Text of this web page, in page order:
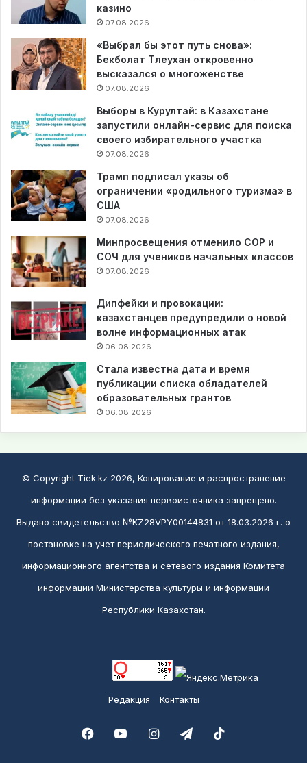
казино
07.08.2026
«Выбрал бы этот путь снова»:
Бекболат Тлеухан откровенно
высказался о многоженстве
07.08.2026
Выборы в Курултай: в Казахстане
запустили онлайн-сервис для поиска
своего избирательного участка
07.08.2026
Трамп подписал указы об
ограничении «родильного туризма» в
США
07.08.2026
Минпросвещения отменило СОР и
СОЧ для учеников начальных классов
07.08.2026
Дипфейки и провокации:
казахстанцев предупредили о новой
волне информационных атак
06.08.2026
Стала известна дата и время
публикации списка обладателей
образовательных грантов
06.08.2026
© Copyright Tiek.kz 2026, Копирование и распространение
информации без указания первоисточника запрещено.
Выдано свидетельство №KZ28VPY00144831 от 18.03.2026 г. о
постановке на учет периодического печатного издания,
информационного агентства и сетевого издания Комитета
информации Министерства культуры и информации
Республики Казахстан.
Редакция Контакты
FacebookYouTubeInstagramTelegram